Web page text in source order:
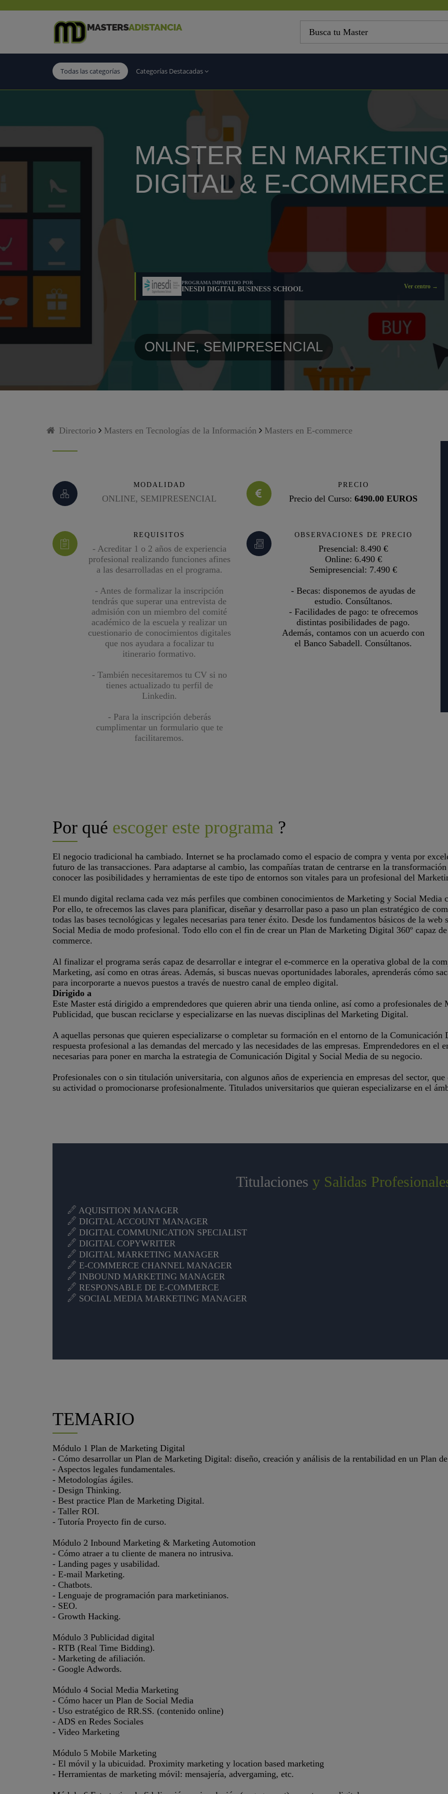
Todas las categorías Categorías Destacadas
MASTER EN
DIGITAL & E-COMMERCE
PROGRAMA IMPARTIDO POR
INESDI DIGITAL BUSINESS SCHOOL Ver centro →
ONLINE, SEMIPRESENCIAL
Directorio Masters en Tecnologías de la Información Masters en E-commerce
MODALIDAD
ONLINE, SEMIPRESENCIAL
PRECIO
Precio del Curso:6490.00 EUROS
REQUISITOS
- Acreditar 1 o 2 años de experiencia
profesional realizando funciones afines
a las desarrolladas en el programa.
- Antes de formalizar la inscripción
tendrás que superar una entrevista de
admisión con un miembro del comité
académico de la escuela y realizar un
cuestionario de conocimientos digitales
que nos ayudara a focalizar tu
itinerario formativo.
- También necesitaremos tu CV si no
tienes actualizado tu perfil de
Linkedin.
- Para la inscripción deberás
cumplimentar un formulario que te
facilitaremos.
OBSERVACIONES DE PRECIO
Presencial: 8.490 €
Online: 6.490 €
Semipresencial: 7.490 €
- Becas: disponemos de ayudas de
estudio. Consúltanos.
- Facilidades de pago: te ofrecemos
distintas posibilidades de pago.
Además, contamos con un acuerdo con
el Banco Sabadell. Consúltanos.
Por qué escoger este programa?
El negocio tradicional ha cambiado. Internet se ha proclamado como el espacio de compra y venta por
futuro de las transacciones. Para adaptarse al cambio, las compañías tratan de centrarse en la
conocer las posibilidades y herramientas de este tipo de entornos son vitales para un profesional del
El mundo digital reclama cada vez más perfiles que combinen conocimientos de Marketing y Social Media
Por ello, te ofrecemos las claves para planificar, diseñar y desarrollar paso a paso un plan estratégico de
todas las bases tecnológicas y legales necesarias para tener éxito. Desde los fundamentos básicos de la
Social Media de modo profesional. Todo ello con el fin de crear un Plan de Marketing Digital 360º capaz
commerce.
Al finalizar el programa serás capaz de desarrollar e integrar el e-commerce en la operativa global de la
Marketing, así como en otras áreas. Además, si buscas nuevas oportunidades laborales, aprenderás cómo
para incorporarte a nuevos puestos a través de nuestro canal de empleo digital.
Dirigido a
Este Master está dirigido a emprendedores que quieren abrir una tienda online, así como a profesionales
Publicidad, que buscan reciclarse y especializarse en las nuevas disciplinas del Marketing Digital.
A aquellas personas que quieren especializarse o completar su formación en el entorno de la
respuesta profesional a las demandas del mercado y las necesidades de las empresas. Emprendedores en el
necesarias para poner en marcha la estrategia de Comunicación Digital y Social Media de su negocio.
Profesionales con o sin titulación universitaria, con algunos años de experiencia en empresas del sector,
su actividad o promocionarse profesionalmente. Titulados universitarios que quieran especializarse en el
Titulaciones y Salidas
AQUISITION MANAGER
DIGITAL ACCOUNT MANAGER
DIGITAL COMMUNICATION SPECIALIST
DIGITAL COPYWRITER
DIGITAL MARKETING MANAGER
E-COMMERCE CHANNEL MANAGER
INBOUND MARKETING MANAGER
RESPONSABLE DE E-COMMERCE
SOCIAL MEDIA MARKETING MANAGER
TEMARIO
Módulo 1 Plan de Marketing Digital
- Cómo desarrollar un Plan de Marketing Digital: diseño, creación y análisis de la rentabilidad en un Plan
- Aspectos legales fundamentales.
- Metodologías ágiles.
- Design Thinking.
- Best practice Plan de Marketing Digital.
- Taller ROI.
- Tutoría Proyecto fin de curso.
Módulo 2 Inbound Marketing & Marketing Automotion
- Cómo atraer a tu cliente de manera no intrusiva.
- Landing pages y usabilidad.
- E-mail Marketing.
- Chatbots.
- Lenguaje de programación para marketinianos.
- SEO.
- Growth Hacking.
Módulo 3 Publicidad digital
- RTB (Real Time Bidding).
- Marketing de afiliación.
- Google Adwords.
Módulo 4 Social Media Marketing
- Cómo hacer un Plan de Social Media
- Uso estratégico de RR.SS. (contenido online)
- ADS en Redes Sociales
- Video Marketing
Módulo 5 Mobile Marketing
- El móvil y la ubicuidad. Proximity marketing y location based marketing
- Herramientas de marketing móvil: mensajería, advergaming, etc.